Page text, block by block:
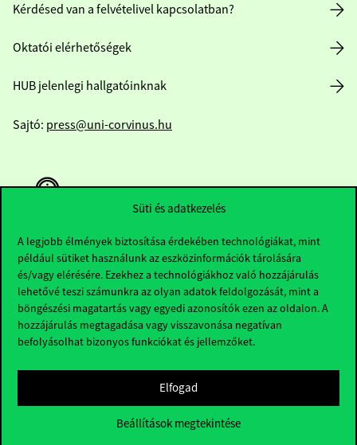
Süti és adatkezelés
A legjobb élmények biztosítása érdekében technológiákat, mint
például sütiket használunk az eszközinformációk tárolására
és/vagy elérésére. Ezekhez a technológiákhoz való hozzájárulás
lehetővé teszi számunkra az olyan adatok feldolgozását, mint a
böngészési magatartás vagy egyedi azonosítók ezen az oldalon. A
hozzájárulás megtagadása vagy visszavonása negatívan
befolyásolhat bizonyos funkciókat és jellemzőket.
Elfogad
Beállítások megtekintése
Kérdésed van a felvételivel kapcsolatban?
Oktatói elérhetőségek
HUB jelenlegi hallgatóinknak
Sajtó: press@uni-corvinus.hu
Hasznos linkek
Nyitvatartás